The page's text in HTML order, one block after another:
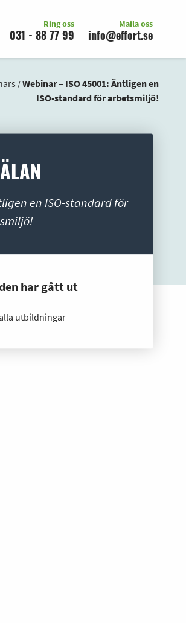
Ring oss
031 - 88 77 99
Maila oss
info@effort.se
/Webinar – ISO 45001: Äntligen en
ISO-standard för arbetsmiljö!
en ISO-standard för
har gått ut
utbildningar